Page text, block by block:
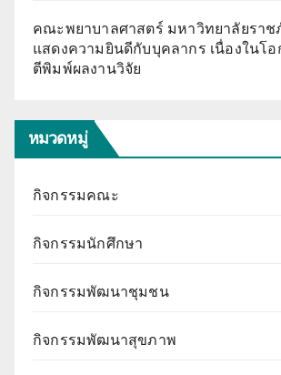
คณะพยาบาลศาสตร์ มหาวิทยาลัยราช
แสดงความยินดีกับบุคลากร เนื่องในโ
ตีพิมพ์ผลงานวิจัย
หมวดหมู่
กิจกรรมคณะ
กิจกรรมนักศึกษา
กิจกรรมพัฒนาชุมชน
กิจกรรมพัฒนาสุขภาพ